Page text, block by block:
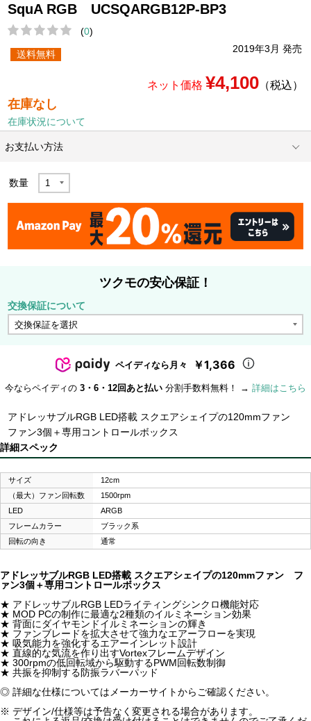
SquA RGB UCSQARGB12P-BP3
(0)
2019年3月 発売
送料無料
ネット価格 ¥4,100（税込）
在庫なし
在庫状況について
お支払い方法
数量
ツクモの安心保証！
交換保証について
ペイディなら月々 ￥1,366
今ならペイディの 3・6・12回あと払い 分割手数料無料！ → 詳細はこちら
アドレッサブルRGB LED搭載 スクエアシェイプの120mmファン
ファン3個＋専用コントロールボックス
詳細スペック
サイズ
12cm
（最大）ファン回転数
1500rpm
LED
ARGB
フレームカラー
ブラック系
回転の向き
通常
アドレッサブルRGB LED搭載 スクエアシェイプの120mmファン フ
ァン3個＋専用コントロールボックス
★ アドレッサブルRGB LEDライティングシンクロ機能対応
★ MOD PCの制作に最適な2種類のイルミネーション効果
★ 背面にダイヤモンドイルミネーションの輝き
★ ファンブレードを拡大させて強力なエアーフローを実現
★ 吸気能力を強化するエアーインレット設計
★ 直線的な気流を作り出すVortexフレームデザイン
★ 300rpmの低回転域から駆動するPWM回転数制御
★ 共振を抑制する防振ラバーパッド
◎ 詳細な仕様についてはメーカーサイトからご確認ください。
※ デザイン/仕様等は予告なく変更される場合があります。